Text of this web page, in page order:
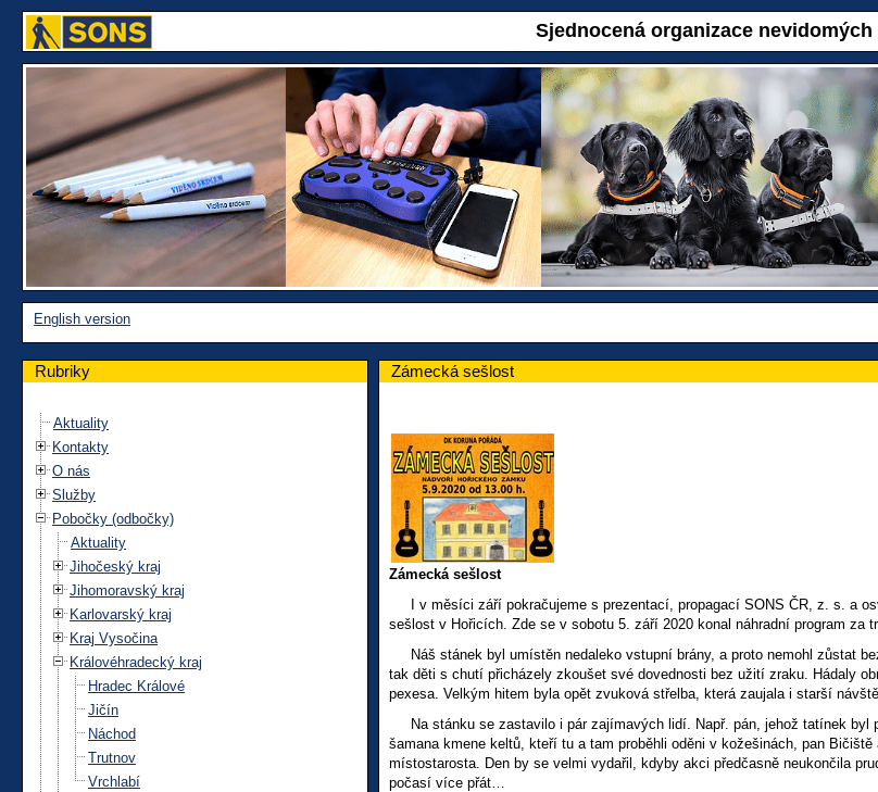
Sjednocená organizace
English version
Rubriky
Aktuality
Kontakty
O nás
Služby
Pobočky (odbočky)
Aktuality
Jihočeský kraj
Jihomoravský kraj
Karlovarský kraj
Kraj Vysočina
Královéhradecký kraj
Hradec Králové
Jičín
Náchod
Trutnov
Vrchlabí
Zámecká sešlost
Zámecká sešlost
I v měsíci září pokračujeme s prezentací, propagací SONS ČR, z. s. a
sešlost v Hořicích. Zde se v sobotu 5. září 2020 konal náhradní program za
Náš stánek byl umístěn nedaleko vstupní brány, a proto nemohl zůstat
tak děti s chutí přicházely zkoušet své dovednosti bez užití zraku. Hádaly
pexesa. Velkým hitem byla opět zvuková střelba, která zaujala i starší
Na stánku se zastavilo i pár zajímavých lidí. Např. pán, jehož tatínek byl
šamana kmene keltů, kteří tu a tam proběhli oděni v kožešinách, pan
místostarosta. Den by se velmi vydařil, kdyby akci předčasně neukončila
počasí více přát…